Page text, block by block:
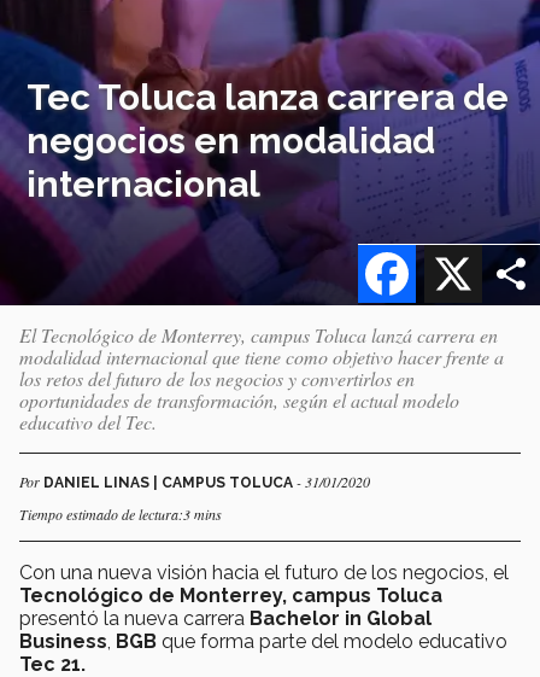
Tec Toluca lanza carrera de
negocios en modalidad
internacional
X
Facebook
El Tecnológico de Monterrey, campus Toluca lanzá carrera en
modalidad internacional que tiene como objetivo hacer frente a
los retos del futuro de los negocios y convertirlos en
oportunidades de transformación, según el actual modelo
educativo del Tec.
Por DANIEL LINAS | CAMPUS TOLUCA - 31/01/2020
Tiempo estimado de lectura:3 mins
Con una nueva visión hacia el futuro de los negocios, el
Tecnológico de Monterrey, campus Toluca
presentó la nueva carrera Bachelor in Global
Business BGB que forma parte del modelo educativo
Tec 21.